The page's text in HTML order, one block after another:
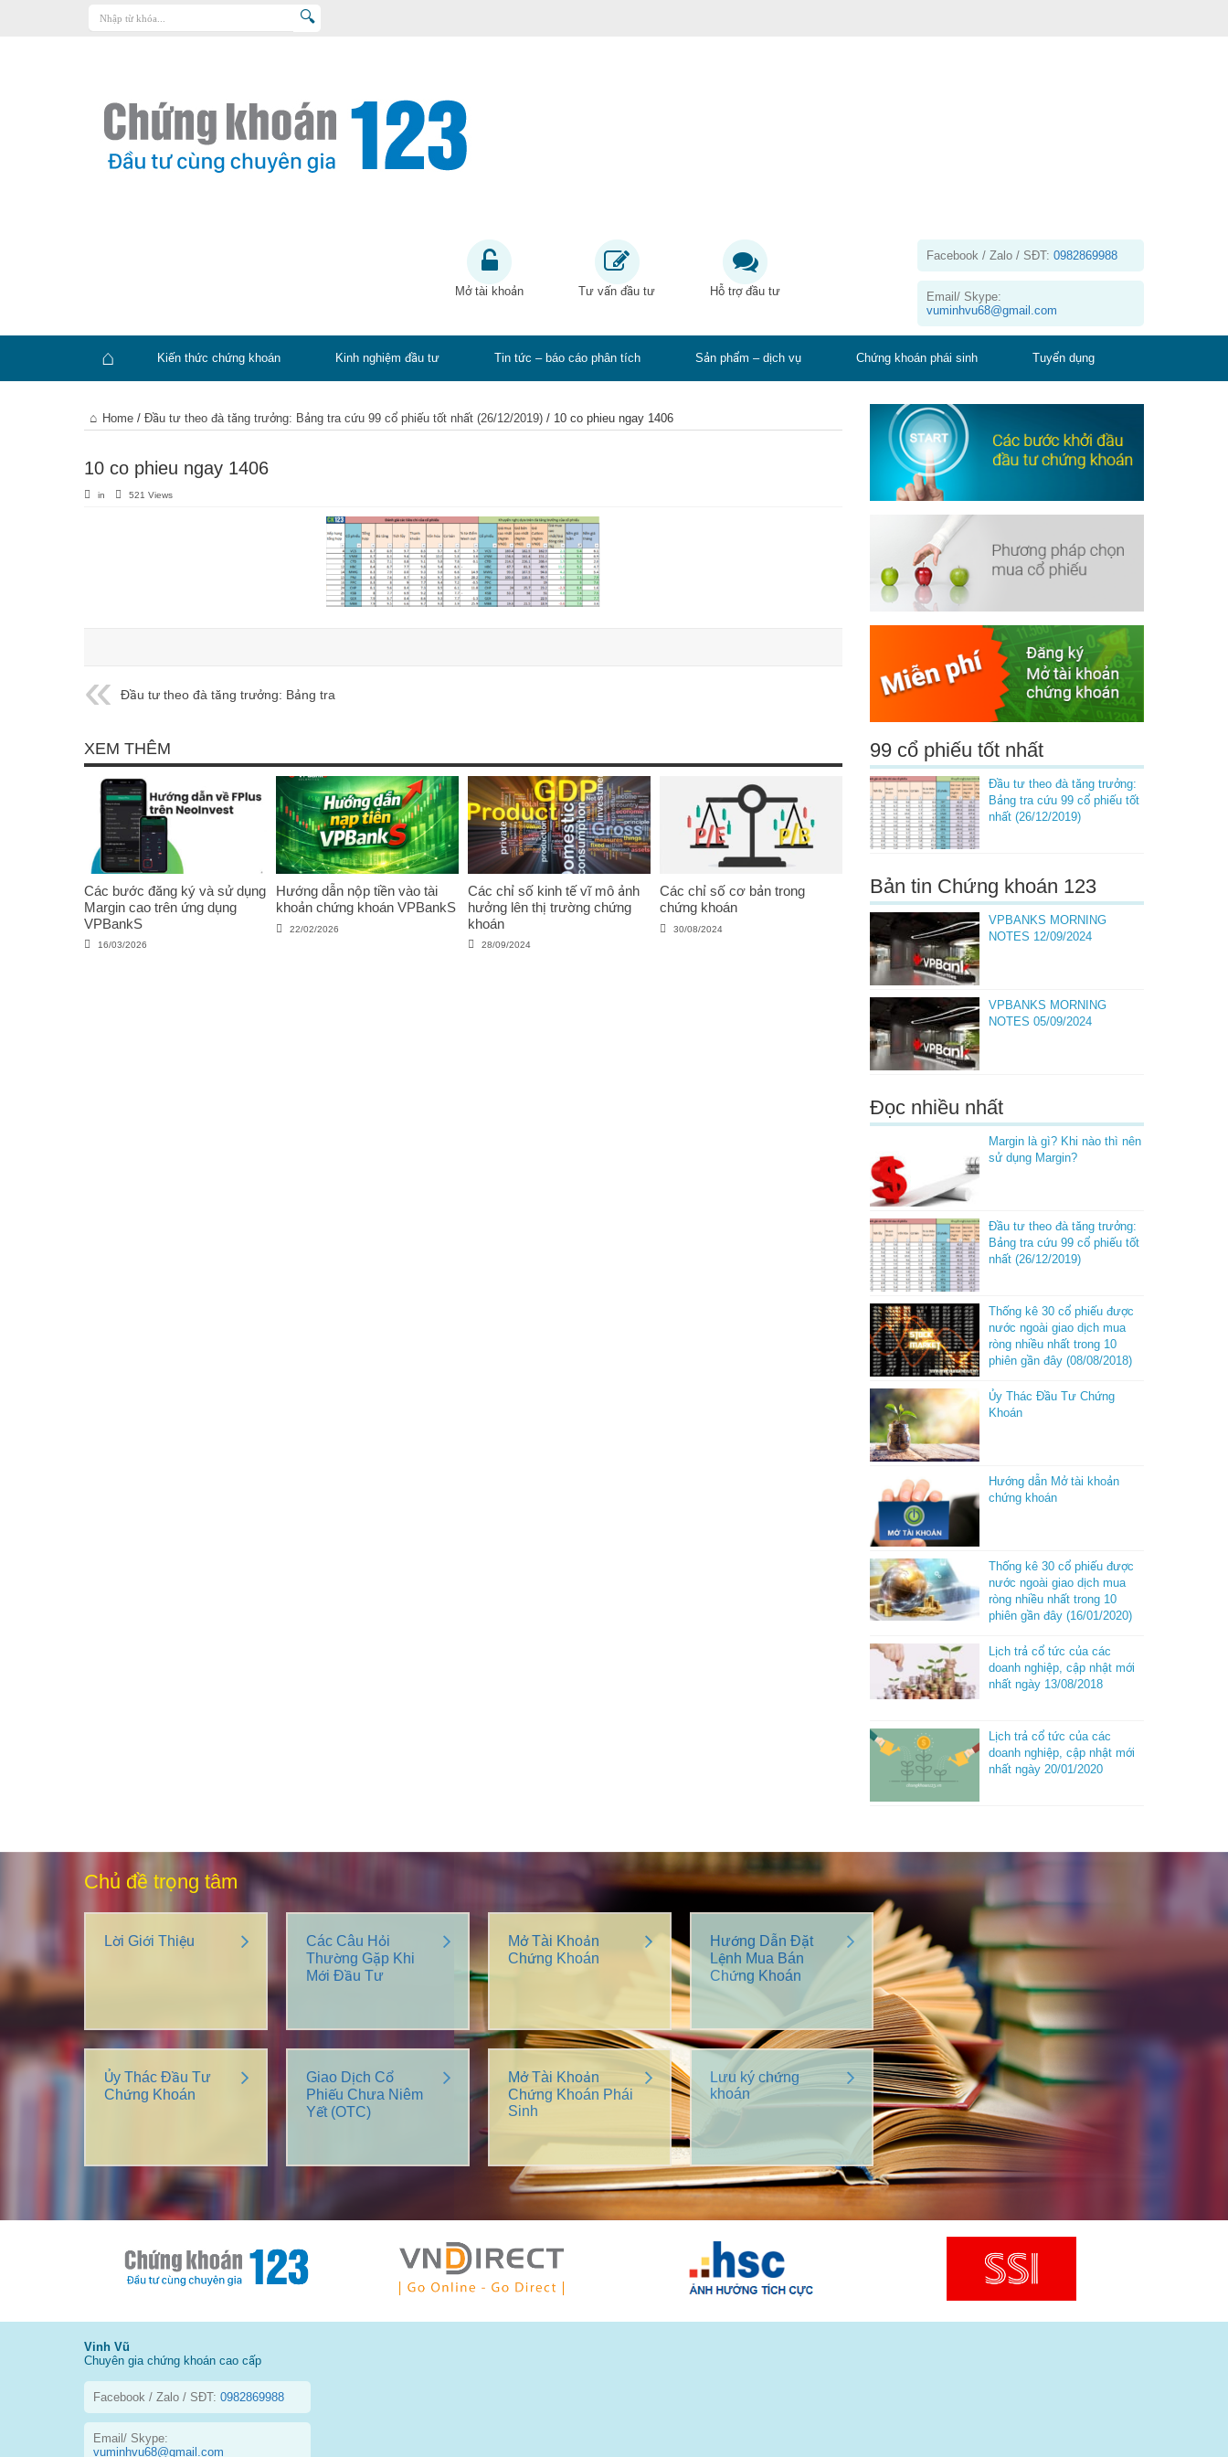
Kiến thức chứng khoán
Kinh nghiệm đầu tư
Tin tức – báo cáo phân tích
Mở tài khoản Tư vấn đầu tư Hỗ trợ đầu tư
Facebook / Zalo / SĐT: 0982869988
Email/ Skype:
vuminhvu68@gmail.com
Trang
chủ
Kiến thức chứng khoán Kinh nghiệm đầu tư Tin tức – báo cáo phân tích Sản phẩm – dịch vụ Chứng khoán phái sinh Tuyển dụng
Home / Đầu tư theo đà tăng trưởng: Bảng tra cứu 99 cổ phiếu tốt nhất (26/12/2019) / 10 co phieu ngay 1406
10 co phieu ngay 1406
in 521 Views
Đầu tư theo đà tăng trưởng: Bảng tra
XEM THÊM
Các bước đăng ký và sử dụng
Margin cao trên ứng dụng
VPBankS
16/03/2026
Hướng dẫn nộp tiền vào tài
khoản chứng khoán VPBankS
22/02/2026
Các chỉ số kinh tế vĩ mô ảnh
hưởng lên thị trường chứng
khoán
28/09/2024
Các chỉ số cơ bản trong
chứng khoán
30/08/2024
99 cổ phiếu tốt nhất
Đầu tư theo đà tăng trưởng:
Bảng tra cứu 99 cổ phiếu tốt
nhất (26/12/2019)
Bản tin Chứng khoán 123
VPBANKS MORNING
NOTES 12/09/2024
VPBANKS MORNING
NOTES 05/09/2024
Đọc nhiều nhất
Margin là gì? Khi nào thì nên
sử dụng Margin?
Đầu tư theo đà tăng trưởng:
Bảng tra cứu 99 cổ phiếu tốt
nhất (26/12/2019)
Thống kê 30 cổ phiếu được
nước ngoài giao dịch mua
ròng nhiều nhất trong 10
phiên gần đây (08/08/2018)
Ủy Thác Đầu Tư Chứng
Khoán
Hướng dẫn Mở tài khoản
chứng khoán
Thống kê 30 cổ phiếu được
nước ngoài giao dịch mua
ròng nhiều nhất trong 10
phiên gần đây (16/01/2020)
Lịch trả cổ tức của các
doanh nghiệp, cập nhật mới
nhất ngày 13/08/2018
Lịch trả cổ tức của các
doanh nghiệp, cập nhật mới
nhất ngày 20/01/2020
Chủ đề trọng tâm
Lời Giới Thiệu
Các Câu Hỏi
Thường Gặp Khi
Mới Đầu Tư
Mở Tài Khoản
Chứng Khoán
Hướng Dẫn Đặt
Lệnh Mua Bán
Chứng Khoán
Ủy Thác Đầu Tư
Chứng Khoán
Giao Dịch Cổ
Phiếu Chưa Niêm
Yết (OTC)
Mở Tài Khoản
Chứng Khoán Phái
Sinh
Lưu ký chứng
khoán
Vinh Vũ
Chuyên gia chứng khoán cao cấp
Facebook / Zalo / SĐT: 0982869988
Email/ Skype:
vuminhvu68@gmail.com